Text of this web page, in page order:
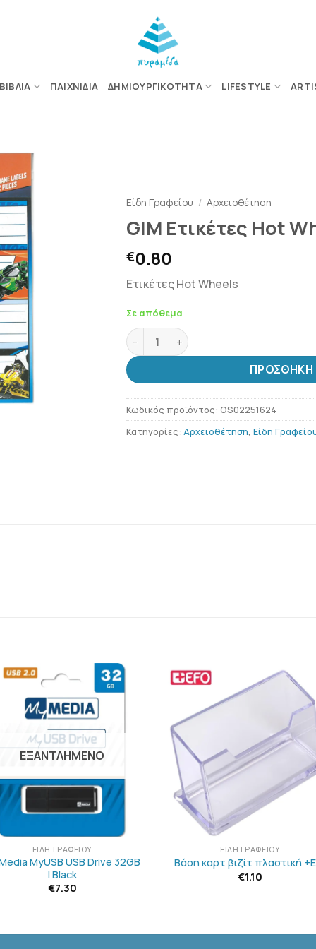
ΒΙΒΛΊΑ ΠΑΙΧΝΊΔΙΑ ΔΗΜΙΟΥΡΓΙΚΌΤΗΤΑ LIFESTYLE
ΠΡΟΣΘΉΚΗ
ΣΤΗΝ
ΛΊΣΤΑ
ΕΠΙΘΥΜΙΏΝ
Είδη Γραφείου / Αρχειοθέτηση
GIM Ετικέτες Hot
€0.80
Ετικέτες Hot Wheels
Σε απόθεμα
GIM Ετικέτες Hot Wheels 16τεμ
ΠΡΟΣΘΉΚΗ
Κωδικός προϊόντος: OS02251624
Κατηγορίες: Αρχειοθέτηση, Είδη
ΠΡΟΣΘΉΚΗ
ΕΠΙΘΥΜΙΏΝ
ΕΞΑΝΤΛΗΜΈΝΟ
ΕΊΔΗ ΓΡΑΦΕΊΟΥ
MyUSB USB Drive 32GB
| Black
€7.30
ΠΡΟΣΘΉΚΗ
ΣΤΗΝ
ΛΊΣΤΑ
ΕΊΔΗ ΓΡΑΦΕΊΟΥ
Βάση καρτ βιζίτ πλαστική
€1.10